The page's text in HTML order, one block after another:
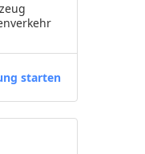
starten